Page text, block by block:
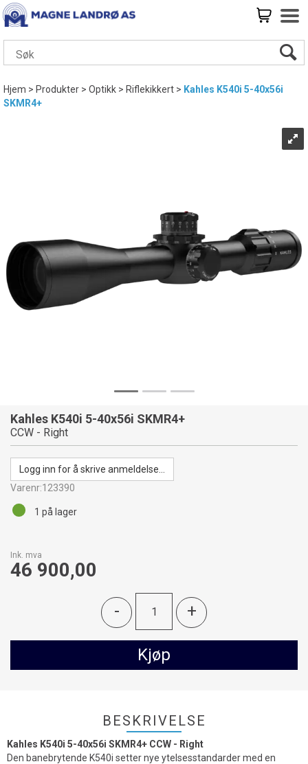
Hjem>Produkter>Optikk>Riflekikkert> Kahles K540i 5-40x56i
SKMR4+
Kahles K540i 5-40x56i SKMR4+
CCW - Right
Logg inn for å skrive anmeldelse...
Varenr:123390
Ink. mva
46 900,00
- +
Kjøp
1 på lager
BESKRIVELSE
Kahles K540i 5-40x56i SKMR4+ CCW - Right
Den banebrytende K540i setter nye ytelsesstandarder med en